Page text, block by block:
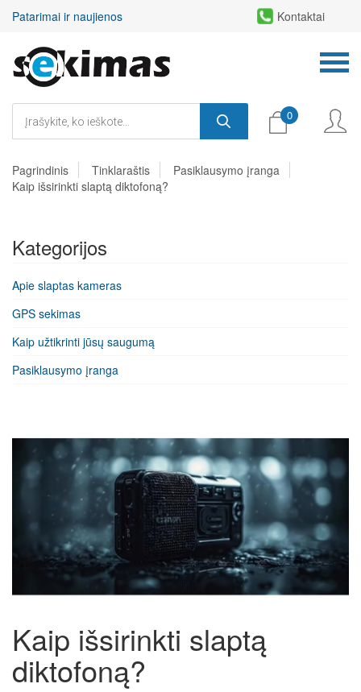
Kontaktai
Patarimai ir naujienos
0
Pagrindinis Tinklaraštis
Pasiklausymo įranga
Kaip išsirinkti slaptą diktofoną?
Kategorijos
Apie slaptas kameras
GPS sekimas
Kaip užtikrinti jūsų saugumą
Pasiklausymo įranga
Kaip išsirinkti slaptą
diktofoną?